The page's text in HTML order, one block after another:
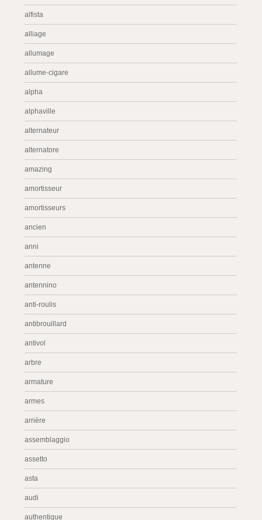
alfista
alliage
allumage
allume-cigare
alpha
alphaville
alternateur
alternatore
amazing
amortisseur
amortisseurs
ancien
anni
antenne
antennino
anti-roulis
antibrouillard
antivol
arbre
armature
armes
arrière
assemblaggio
assetto
asta
audi
authentique